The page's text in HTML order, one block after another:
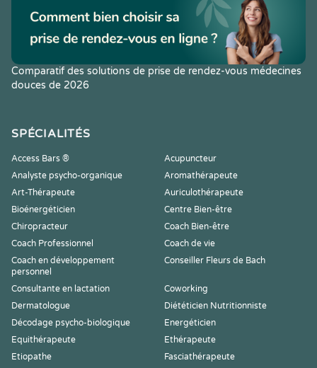
Comparatif des solutions de prise de rendez-vous médecines
douces de 2026
SPÉCIALITÉS
Access Bars ®
Acupuncteur
Analyste psycho-organique
Aromathérapeute
Art-Thérapeute
Auriculothérapeute
Bioénergéticien
Centre Bien-être
Chiropracteur
Coach Bien-être
Coach Professionnel
Coach de vie
Coach en développement
personnel
Conseiller Fleurs de Bach
Consultante en lactation
Coworking
Dermatologue
Diététicien Nutritionniste
Décodage psycho-biologique
Energéticien
Equithérapeute
Ethérapeute
Etiopathe
Fasciathérapeute